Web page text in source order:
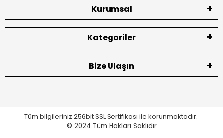
Kurumsal
Kategoriler
Bize Ulaşın
Tüm bilgileriniz 256bit SSL Sertifikası ile korunmaktadır.
© 2024 Tüm Hakları Saklıdır